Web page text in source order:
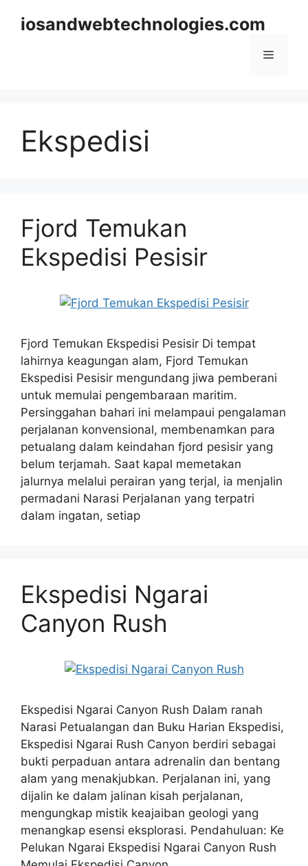
iosandwebtechnologies.com
Menu
Ekspedisi
Fjord Temukan
Ekspedisi Pesisir
Fjord Temukan Ekspedisi Pesisir Di tempat
lahirnya keagungan alam, Fjord Temukan
Ekspedisi Pesisir mengundang jiwa pemberani
untuk memulai pengembaraan maritim.
Persinggahan bahari ini melampaui pengalaman
perjalanan konvensional, membenamkan para
petualang dalam keindahan fjord pesisir yang
belum terjamah. Saat kapal memetakan
jalurnya melalui perairan yang terjal, ia menjalin
permadani Narasi Perjalanan yang terpatri
dalam ingatan, setiap
Ekspedisi Ngarai
Canyon Rush
Ekspedisi Ngarai Canyon Rush Dalam ranah
Narasi Petualangan dan Buku Harian Ekspedisi,
Ekspedisi Ngarai Rush Canyon berdiri sebagai
bukti perpaduan antara adrenalin dan bentang
alam yang menakjubkan. Perjalanan ini, yang
dijalin ke dalam jalinan kisah perjalanan,
mengungkap mistik keajaiban geologi yang
menangkap esensi eksplorasi. Pendahuluan: Ke
Pelukan Ngarai Ekspedisi Ngarai Canyon Rush